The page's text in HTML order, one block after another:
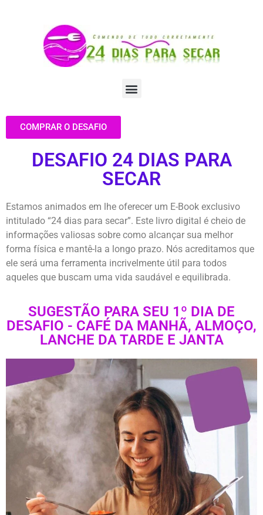
COMPRAR O DESAFIO
DESAFIO 24 DIAS PARA
SECAR
Estamos animados em lhe oferecer um E-Book exclusivo
intitulado “24 dias para secar”. Este livro digital é cheio de
informações valiosas sobre como alcançar sua melhor
forma física e mantê-la a longo prazo. Nós acreditamos que
ele será uma ferramenta incrivelmente útil para todos
aqueles que buscam uma vida saudável e equilibrada.
SUGESTÃO PARA SEU 1º DIA DE
DESAFIO - CAFÉ DA MANHÃ, ALMOÇO,
LANCHE DA TARDE E JANTA